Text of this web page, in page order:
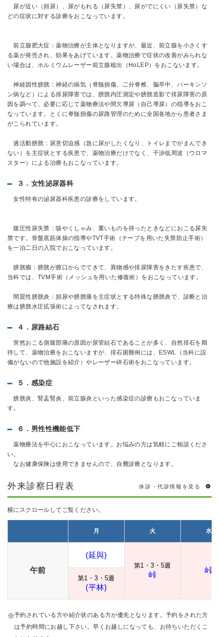
尿が近い（頻尿）、尿がもれる（尿失禁）、尿がでにくい（尿失禁）な
どの症状に対する診療をおこなっています。
前立腺肥大症：薬物治療が主体となりますが、最近、前立腺を小さくす
る薬が発売され、効果をあげています。薬物治療で症状の改善がみられな
い場合は、ホルミウムレーザー前立腺核出（HoLEP）をおこないます。
神経因性膀胱：神経の病気（脊髄損傷、二分脊椎、脳卒中、パーキンソ
ン病など）による排尿障害では、膀胱内圧測定や膀胱造影で排尿障害の原
因を調べて、必要に応じて薬物療法や間欠導尿（自己導尿）の指導をおこ
なっています。とくに脊髄損傷の尿路管理のために全国各地から患者さま
がこられています。
過活動膀胱：尿意切迫感（急に尿がしたくなり、トイレまでがまんでき
ない）を主症状とする疾患で、薬物治療だけでなく、干渉低周波（ウロマ
スター）による治療もおこなっています。
３．女性泌尿器科
女性特有の泌尿器科疾患の診療をしています。
腹圧性尿失禁：咳やくしゃみ、重いものを持ったときなどにおこる尿失
禁です。骨盤底筋体操の指導やTVT手術（テープを用いた失禁防止手術）
を一泊二日の入院でおこなっています。
膀胱瘤：膀胱が膣口からでてきて、異物感や排尿障害をきたす疾患で、
当科では、TVM手術（メッシュを用いた修復術）をおこなっています。
間質性膀胱炎：頻尿や膀胱痛を主症状とする特殊な膀胱炎で、診断と治
療は膀胱水圧拡張術によってなされます。
４．尿路結石
突然おこる側腹部痛の原因が尿管結石であることが多く、自然排石を期
待して、薬物治療をおこないますが、排石困難例には、ESWL（当科に設
備がないので他施設を紹介）やレーザー砕石術をおこなっています。
５．感染症
膀胱炎、腎盂腎炎、前立腺炎といった感染症の診療もおこなっていま
す。
６．男性性機能低下
薬物療法を中心におこなっています。お悩みの方は気軽にご相談くださ
い。
なお健康保険は使用できませんので、自費診療となります。
外来診察日程表 休診・代診情報を見る
横にスクロールしてご覧ください。
月 火 水
午前
(延與)
第1・3・5週
峠
峠
第1・3・5週
(平林)
予約されている方や紹介状のある方が優先となります。予約をされた方
は予約時間にお越し下さい。早くお越しになっても、お待ちいただくこ